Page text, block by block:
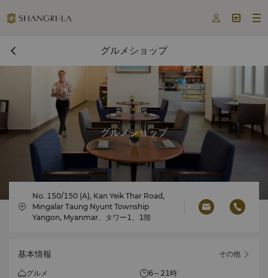
  
グルメショップ
グルメショップ
No. 150/150 (A), Kan Yeik Thar Road,
Mingalar Taung Nyunt Township
Yangon, Myanmar、タワー1、1階
基本情報 その他
グルメ
6～21時